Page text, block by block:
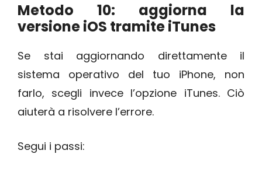
Metodo 10: aggiorna la
versione iOS tramite iTunes
Se stai aggiornando direttamente il
sistema operativo del tuo iPhone, non
farlo, scegli invece l’opzione iTunes. Ciò
aiuterà a risolvere l’errore.
Segui i passi: